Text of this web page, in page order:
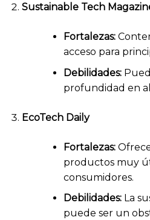
Sustainable Tech
Fortalezas:
acceso para
Debilidades:
profundidad en
EcoTech Daily
Fortalezas:
productos muy
consumidores.
Debilidades:La
puede ser un